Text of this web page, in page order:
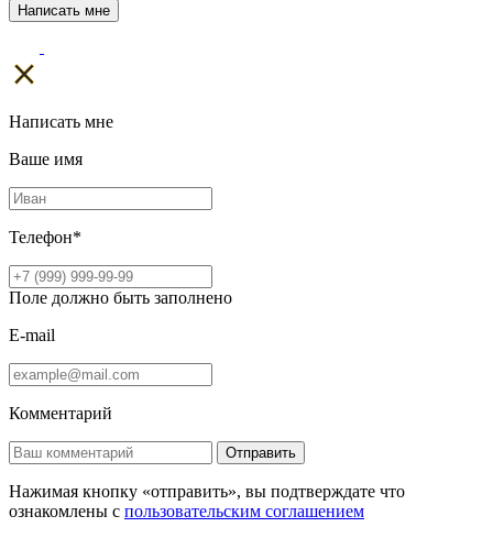
Написать мне
Написать мне
Ваше имя
Телефон*
Поле должно быть заполнено
E-mail
Комментарий
Отправить
Нажимая кнопку «отправить», вы подтверждате что
ознакомлены с пользовательским соглашением